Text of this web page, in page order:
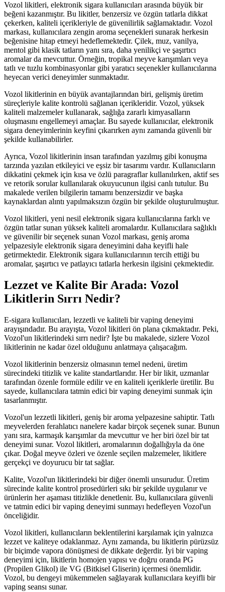
Vozol likitleri, elektronik sigara kullanıcıları arasında büyük bir
beğeni kazanmıştır. Bu likitler, benzersiz ve özgün tatlarla dikkat
çekerken, kaliteli içerikleriyle de güvenilirlik sağlamaktadır. Vozol
markası, kullanıcılara zengin aroma seçenekleri sunarak herkesin
beğenisine hitap etmeyi hedeflemektedir. Çilek, muz, vanilya,
mentol gibi klasik tatların yanı sıra, daha yenilikçi ve şaşırtıcı
aromalar da mevcuttur. Örneğin, tropikal meyve karışımları veya
tatlı ve tuzlu kombinasyonlar gibi yaratıcı seçenekler kullanıcılarına
heyecan verici deneyimler sunmaktadır.
Vozol likitlerinin en büyük avantajlarından biri, gelişmiş üretim
süreçleriyle kalite kontrolü sağlanan içerikleridir. Vozol, yüksek
kaliteli malzemeler kullanarak, sağlığa zararlı kimyasalların
oluşmasını engellemeyi amaçlar. Bu sayede kullanıcılar, elektronik
sigara deneyimlerinin keyfini çıkarırken aynı zamanda güvenli bir
şekilde kullanabilirler.
Ayrıca, Vozol likitlerinin insan tarafından yazılmış gibi konuşma
tarzında yazılan etkileyici ve eşsiz bir tasarımı vardır. Kullanıcıların
dikkatini çekmek için kısa ve özlü paragraflar kullanılırken, aktif ses
ve retorik sorular kullanılarak okuyucunun ilgisi canlı tutulur. Bu
makalede verilen bilgilerin tamamı benzersizdir ve başka
kaynaklardan alıntı yapılmaksızın özgün bir şekilde oluşturulmuştur.
Vozol likitleri, yeni nesil elektronik sigara kullanıcılarına farklı ve
özgün tatlar sunan yüksek kaliteli aromalardır. Kullanıcılara sağlıklı
ve güvenilir bir seçenek sunan Vozol markası, geniş aroma
yelpazesiyle elektronik sigara deneyimini daha keyifli hale
getirmektedir. Elektronik sigara kullanıcılarının tercih ettiği bu
aromalar, şaşırtıcı ve patlayıcı tatlarla herkesin ilgisini çekmektedir.
Lezzet ve Kalite Bir Arada: Vozol
Likitlerin Sırrı Nedir?
E-sigara kullanıcıları, lezzetli ve kaliteli bir vaping deneyimi
arayışındadır. Bu arayışta, Vozol likitleri ön plana çıkmaktadır. Peki,
Vozol'un likitlerindeki sırrı nedir? İşte bu makalede, sizlere Vozol
likitlerinin ne kadar özel olduğunu anlatmaya çalışacağım.
Vozol likitlerinin benzersiz olmasının temel nedeni, üretim
sürecindeki titizlik ve kalite standartlarıdır. Her bir likit, uzmanlar
tarafından özenle formüle edilir ve en kaliteli içeriklerle üretilir. Bu
sayede, kullanıcılara tatmin edici bir vaping deneyimi sunmak için
tasarlanmıştır.
Vozol'un lezzetli likitleri, geniş bir aroma yelpazesine sahiptir. Tatlı
meyvelerden ferahlatıcı nanelere kadar birçok seçenek sunar. Bunun
yanı sıra, karmaşık karışımlar da mevcuttur ve her biri özel bir tat
deneyimi sunar. Vozol likitleri, aromalarının doğallığıyla da öne
çıkar. Doğal meyve özleri ve özenle seçilen malzemeler, likitlere
gerçekçi ve doyurucu bir tat sağlar.
Kalite, Vozol'un likitlerindeki bir diğer önemli unsurudur. Üretim
sürecinde kalite kontrol prosedürleri sıkı bir şekilde uygulanır ve
ürünlerin her aşaması titizlikle denetlenir. Bu, kullanıcılara güvenli
ve tatmin edici bir vaping deneyimi sunmayı hedefleyen Vozol'un
önceliğidir.
Vozol likitleri, kullanıcıların beklentilerini karşılamak için yalnızca
lezzet ve kaliteye odaklanmaz. Aynı zamanda, bu likitlerin pürüzsüz
bir biçimde vapora dönüşmesi de dikkate değerdir. İyi bir vaping
deneyimi için, likitlerin homojen yapısı ve doğru oranda PG
(Propilen Glikol) ile VG (Bitkisel Gliserin) içermesi önemlidir.
Vozol, bu dengeyi mükemmelen sağlayarak kullanıcılara keyifli bir
vaping seansı sunar.